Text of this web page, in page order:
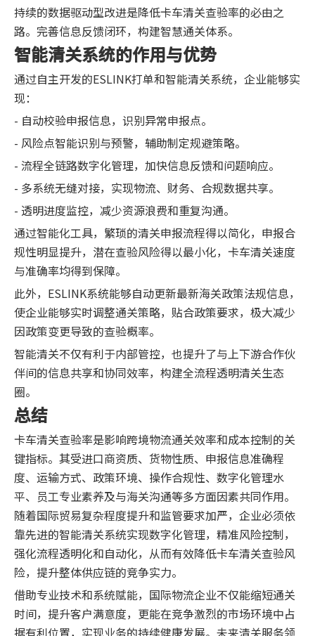
持续的数据驱动型改进是降低卡车清关查验率的必由之
路。完善信息反馈闭环，构建智慧通关体系。
智能清关系统的作用与优势
通过自主开发的ESLINK打单和智能清关系统，企业能够实
现：
- 自动校验申报信息，识别异常申报点。
- 风险点智能识别与预警，辅助制定规避策略。
- 流程全链路数字化管理，加快信息反馈和问题响应。
- 多系统无缝对接，实现物流、财务、合规数据共享。
- 透明进度监控，减少资源浪费和重复沟通。
通过智能化工具，繁琐的清关申报流程得以简化，申报合
规性明显提升，潜在查验风险得以最小化，卡车清关速度
与准确率均得到保障。
此外，ESLINK系统能够自动更新最新海关政策法规信息，
使企业能够实时调整通关策略，贴合政策要求，极大减少
因政策变更导致的查验概率。
智能清关不仅有利于内部管控，也提升了与上下游合作伙
伴间的信息共享和协同效率，构建全流程透明清关生态
圈。
总结
卡车清关查验率是影响跨境物流通关效率和成本控制的关
键指标。其受进口商资质、货物性质、申报信息准确程
度、运输方式、政策环境、操作合规性、数字化管理水
平、员工专业素养及与海关沟通等多方面因素共同作用。
随着国际贸易复杂程度提升和监管要求加严，企业必须依
靠先进的智能清关系统实现数字化管理，精准风险控制，
强化流程透明化和自动化，从而有效降低卡车清关查验风
险，提升整体供应链的竞争实力。
借助专业技术和系统赋能，国际物流企业不仅能缩短通关
时间，提升客户满意度，更能在竞争激烈的市场环境中占
据有利位置，实现业务的持续健康发展。未来清关服务领